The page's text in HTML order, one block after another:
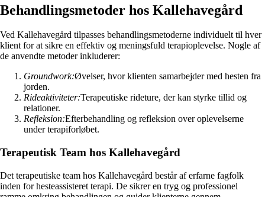
Behandlingsmetoder hos Kallehavegård
Ved Kallehavegård tilpasses behandlingsmetoderne individuelt til hver
klient for at sikre en effektiv og meningsfuld terapioplevelse. Nogle af
de anvendte metoder inkluderer:
Groundwork:Øvelser, hvor klienten samarbejder med hesten fra
jorden.
Rideaktiviteter:Terapeutiske rideture, der kan styrke tillid og
relationer.
Refleksion:Efterbehandling og refleksion over oplevelserne
under terapiforløbet.
Terapeutisk Team hos Kallehavegård
Det terapeutiske team hos Kallehavegård består af erfarne fagfolk
inden for hesteassisteret terapi. De sikrer en tryg og professionel